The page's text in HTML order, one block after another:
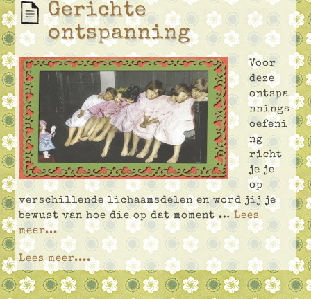
Gerichte
ontspanning
Voor
deze
ontspa
nnings
oefeni
ng
richt
je je
op
verschillende lichaamsdelen en word jij je
bewust van hoe die op dat moment …Lees
meer...
Lees meer....